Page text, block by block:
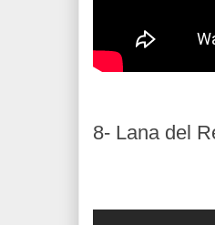
8- Lana del